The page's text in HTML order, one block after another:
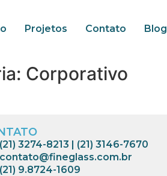
Projetos Contato Blog
Corporativo
(21) 3274-8213 | (21) 3146-7670
contato@fineglass.com.br
(21) 9.8724-1609